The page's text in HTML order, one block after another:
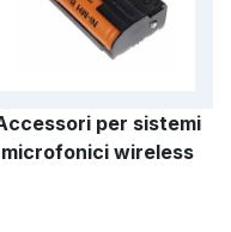
per sistemi
microfonici wireless